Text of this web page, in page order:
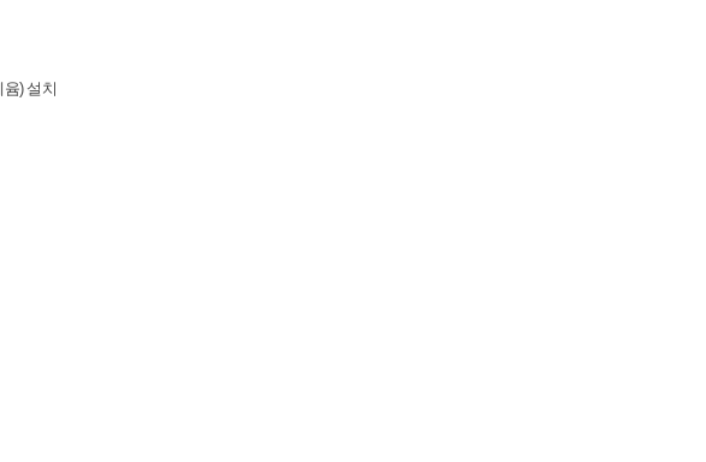
) 설치